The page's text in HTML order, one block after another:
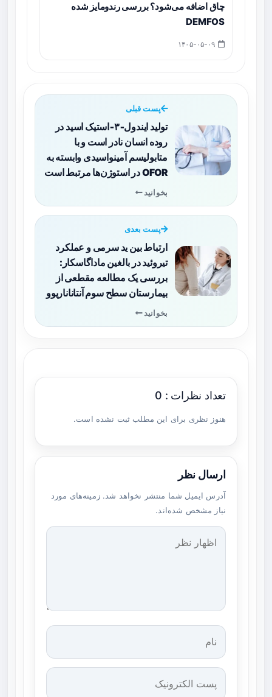
چاق اضافه می‌شود؟ بررسی رندومایز شده
DEMFOS
پست قبلی
تولید ایندول‑۳‑استیک اسید در
روده انسان نادر است و با
متابولیسم آمینو‌اسیدی وابسته به
OFOR در استوژن‌ها مرتبط است
بخوانید
پست بعدی
ارتباط بین ید سرمی و عملکرد
تیروئید در بالغین ماداگاسکار:
بررسی یک مطالعه مقطعی از
بیمارستان سطح سوم آنتاناناریوو
بخوانید
تعداد نظرات : 0
هنوز نظری برای این مطلب ثبت نشده است.
ارسال نظر
آدرس ایمیل شما منتشر نخواهد شد. زمینه‌های مورد
نیاز مشخص شده‌اند.